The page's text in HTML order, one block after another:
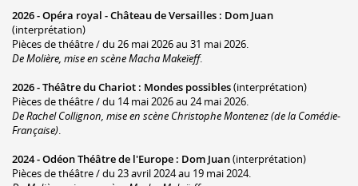
2026 -Opéra royal - Château de Versailles : Dom Juan
(interprétation)
Pièces de théâtre / du 26 mai 2026 au 31 mai 2026.
De Molière, mise en scène Macha Makeïeff.
2026 -Théâtre du Chariot : Mondes possibles(interprétation)
Pièces de théâtre / du 14 mai 2026 au 24 mai 2026.
De Rachel Collignon, mise en scène Christophe Montenez (de la Comédie-
Française).
2024 -Odéon Théâtre de l'Europe : Dom Juan(interprétation)
Pièces de théâtre / du 23 avril 2024 au 19 mai 2024.